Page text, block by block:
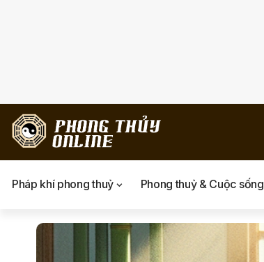
Pháp khí phong thuỷ Phong thuỷ & Cuộc sống